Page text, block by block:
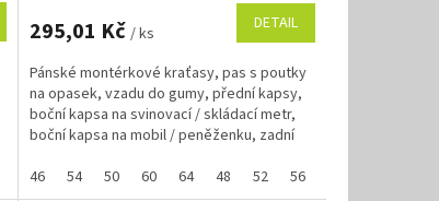
295,01 Kč / ks DETAIL
Pánské montérkové kraťasy, pas s poutky
na opasek, vzadu do gumy, přední kapsy,
boční kapsa na svinovací / skládací metr,
boční kapsa na mobil / peněženku, zadní
46
54 50 60 64 48 52 56